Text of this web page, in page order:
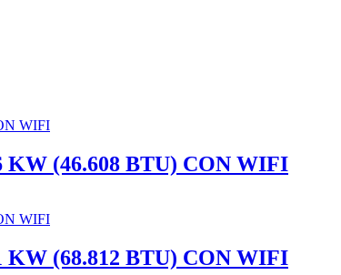
(46.608 BTU) CON WIFI
(68.812 BTU) CON WIFI